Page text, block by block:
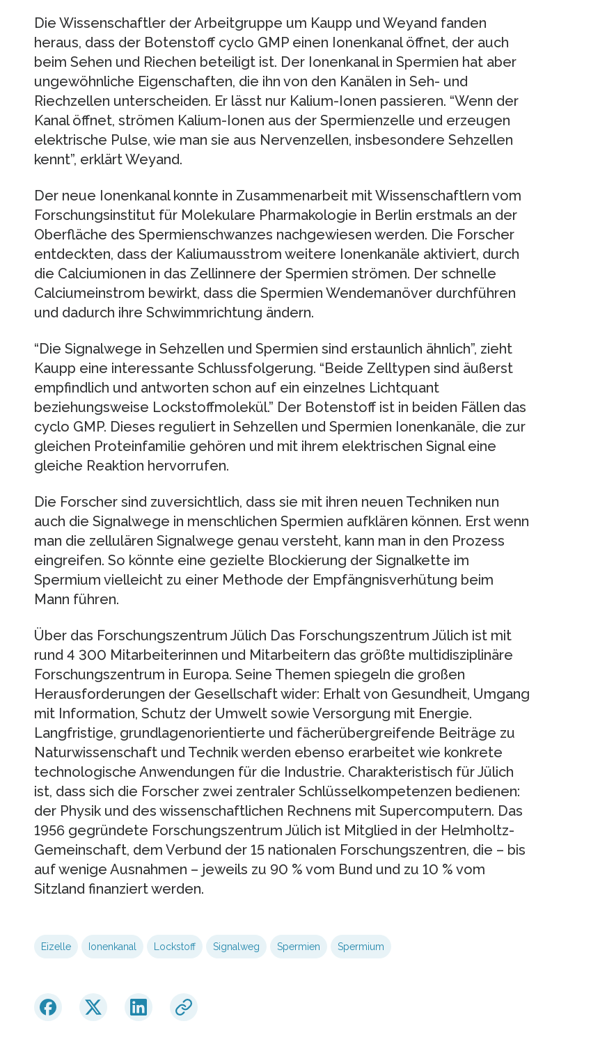
Die Wissenschaftler der Arbeitgruppe um Kaupp und Weyand fanden
heraus, dass der Botenstoff cyclo GMP einen Ionenkanal öffnet, der auch
beim Sehen und Riechen beteiligt ist. Der Ionenkanal in Spermien hat aber
ungewöhnliche Eigenschaften, die ihn von den Kanälen in Seh- und
Riechzellen unterscheiden. Er lässt nur Kalium-Ionen passieren. “Wenn der
Kanal öffnet, strömen Kalium-Ionen aus der Spermienzelle und erzeugen
elektrische Pulse, wie man sie aus Nervenzellen, insbesondere Sehzellen
kennt”, erklärt Weyand.
Der neue Ionenkanal konnte in Zusammenarbeit mit Wissenschaftlern vom
Forschungsinstitut für Molekulare Pharmakologie in Berlin erstmals an der
Oberfläche des Spermienschwanzes nachgewiesen werden. Die Forscher
entdeckten, dass der Kaliumausstrom weitere Ionenkanäle aktiviert, durch
die Calciumionen in das Zellinnere der Spermien strömen. Der schnelle
Calciumeinstrom bewirkt, dass die Spermien Wendemanöver durchführen
und dadurch ihre Schwimmrichtung ändern.
“Die Signalwege in Sehzellen und Spermien sind erstaunlich ähnlich”, zieht
Kaupp eine interessante Schlussfolgerung. “Beide Zelltypen sind äußerst
empfindlich und antworten schon auf ein einzelnes Lichtquant
beziehungsweise Lockstoffmolekül.” Der Botenstoff ist in beiden Fällen das
cyclo GMP. Dieses reguliert in Sehzellen und Spermien Ionenkanäle, die zur
gleichen Proteinfamilie gehören und mit ihrem elektrischen Signal eine
gleiche Reaktion hervorrufen.
Die Forscher sind zuversichtlich, dass sie mit ihren neuen Techniken nun
auch die Signalwege in menschlichen Spermien aufklären können. Erst wenn
man die zellulären Signalwege genau versteht, kann man in den Prozess
eingreifen. So könnte eine gezielte Blockierung der Signalkette im
Spermium vielleicht zu einer Methode der Empfängnisverhütung beim
Mann führen.
Über das Forschungszentrum Jülich Das Forschungszentrum Jülich ist mit
rund 4 300 Mitarbeiterinnen und Mitarbeitern das größte multidisziplinäre
Forschungszentrum in Europa. Seine Themen spiegeln die großen
Herausforderungen der Gesellschaft wider: Erhalt von Gesundheit, Umgang
mit Information, Schutz der Umwelt sowie Versorgung mit Energie.
Langfristige, grundlagenorientierte und fächerübergreifende Beiträge zu
Naturwissenschaft und Technik werden ebenso erarbeitet wie konkrete
technologische Anwendungen für die Industrie. Charakteristisch für Jülich
ist, dass sich die Forscher zwei zentraler Schlüsselkompetenzen bedienen:
der Physik und des wissenschaftlichen Rechnens mit Supercomputern. Das
1956 gegründete Forschungszentrum Jülich ist Mitglied in der Helmholtz-
Gemeinschaft, dem Verbund der 15 nationalen Forschungszentren, die – bis
auf wenige Ausnahmen – jeweils zu 90 % vom Bund und zu 10 % vom
Sitzland finanziert werden.
Eizelle Ionenkanal Lockstoff Signalweg Spermien Spermium